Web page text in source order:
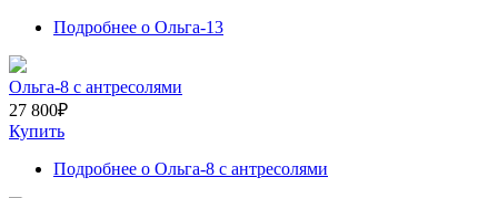
Подробнее о Ольга-13
Ольга-8 с антресолями
27 800₽
Купить
Подробнее о Ольга-8 с антресолями